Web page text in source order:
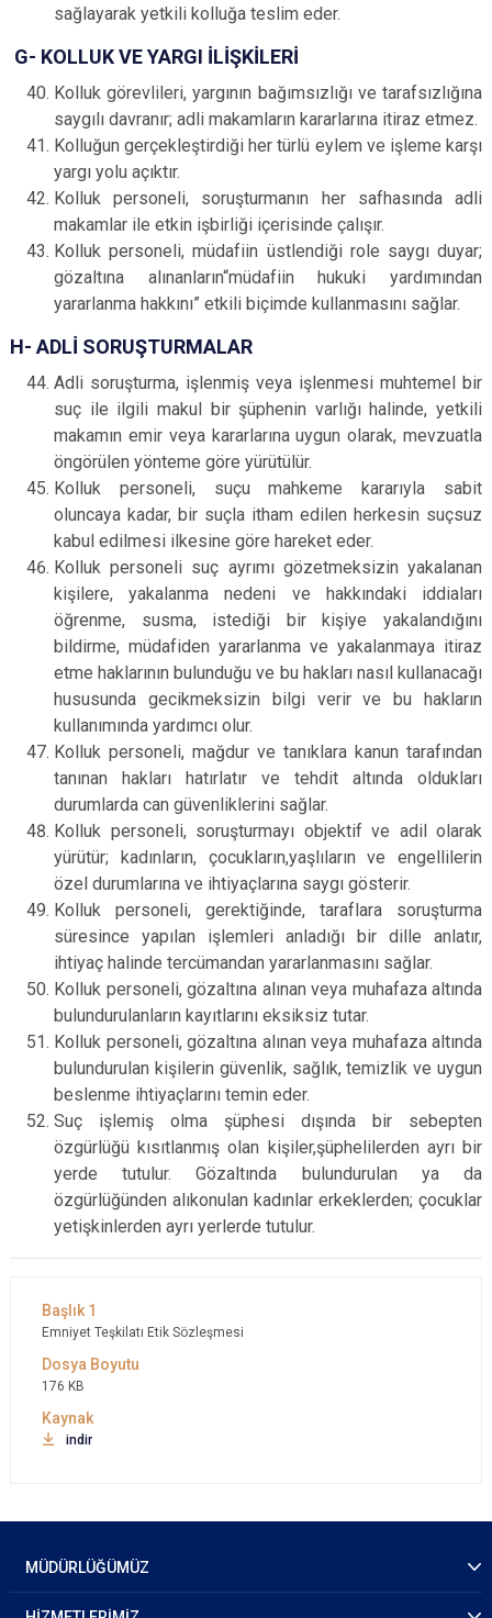
sağlayarak yetkili kolluğa teslim eder.
G- KOLLUK VE YARGI İLİŞKİLERİ
Kolluk görevlileri, yargının bağımsızlığı ve tarafsızlığına
saygılı davranır; adli makamların kararlarına itiraz etmez.
Kolluğun gerçekleştirdiği her türlü eylem ve işleme karşı
yargı yolu açıktır.
Kolluk personeli, soruşturmanın her safhasında adli
makamlar ile etkin işbirliği içerisinde çalışır.
Kolluk personeli, müdafiin üstlendiği role saygı duyar;
gözaltına alınanların“müdafiin hukuki yardımından
yararlanma hakkını” etkili biçimde kullanmasını sağlar.
H- ADLİ SORUŞTURMALAR
Adli soruşturma, işlenmiş veya işlenmesi muhtemel bir
suç ile ilgili makul bir şüphenin varlığı halinde, yetkili
makamın emir veya kararlarına uygun olarak, mevzuatla
öngörülen yönteme göre yürütülür.
Kolluk personeli, suçu mahkeme kararıyla sabit
oluncaya kadar, bir suçla itham edilen herkesin suçsuz
kabul edilmesi ilkesine göre hareket eder.
Kolluk personeli suç ayrımı gözetmeksizin yakalanan
kişilere, yakalanma nedeni ve hakkındaki iddiaları
öğrenme, susma, istediği bir kişiye yakalandığını
bildirme, müdafiden yararlanma ve yakalanmaya itiraz
etme haklarının bulunduğu ve bu hakları nasıl kullanacağı
hususunda gecikmeksizin bilgi verir ve bu hakların
kullanımında yardımcı olur.
Kolluk personeli, mağdur ve tanıklara kanun tarafından
tanınan hakları hatırlatır ve tehdit altında oldukları
durumlarda can güvenliklerini sağlar.
Kolluk personeli, soruşturmayı objektif ve adil olarak
yürütür; kadınların, çocukların,yaşlıların ve engellilerin
özel durumlarına ve ihtiyaçlarına saygı gösterir.
Kolluk personeli, gerektiğinde, taraflara soruşturma
süresince yapılan işlemleri anladığı bir dille anlatır,
ihtiyaç halinde tercümandan yararlanmasını sağlar.
Kolluk personeli, gözaltına alınan veya muhafaza altında
bulundurulanların kayıtlarını eksiksiz tutar.
Kolluk personeli, gözaltına alınan veya muhafaza altında
bulundurulan kişilerin güvenlik, sağlık, temizlik ve uygun
beslenme ihtiyaçlarını temin eder.
Suç işlemiş olma şüphesi dışında bir sebepten
özgürlüğü kısıtlanmış olan kişiler,şüphelilerden ayrı bir
yerde tutulur. Gözaltında bulundurulan ya da
özgürlüğünden alıkonulan kadınlar erkeklerden; çocuklar
yetişkinlerden ayrı yerlerde tutulur.
Emniyet Teşkilatı Etik Sözleşmesi
176 KB
indir
MÜDÜRLÜĞÜMÜZ